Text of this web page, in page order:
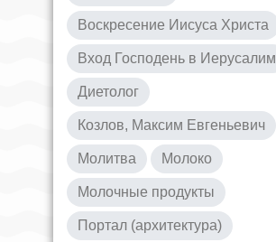
Воскресение Иисуса Христа
Вход Господень в Иерусалим
Диетолог
Козлов, Максим Евгеньевич
Молитва Молоко
Молочные продукты
Портал (архитектура)